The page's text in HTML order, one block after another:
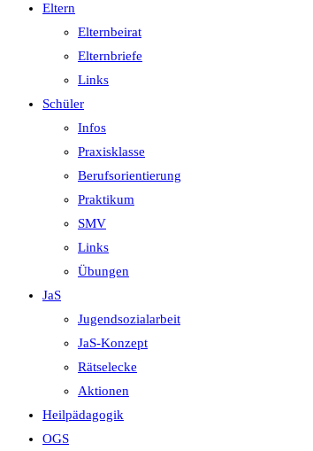
Eltern
Elternbeirat
Elternbriefe
Links
Schüler
Infos
Praxisklasse
Berufsorientierung
Praktikum
SMV
Links
Übungen
JaS
Jugendsozialarbeit
JaS-Konzept
Rätselecke
Aktionen
Heilpädagogik
OGS